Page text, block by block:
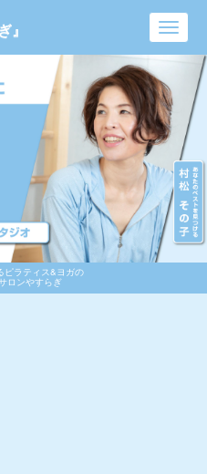
ピラティス&ヨガの
ロンやすらぎ
』